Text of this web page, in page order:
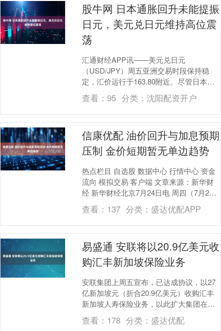
股牛网 日本通胀回升未能提振
日元，美元兑日元维持高位震
荡
汇通财经APP讯——美元兑日元
（USD/JPY）周五亚洲交易时段保持稳
定，汇价运行于163.80附近。尽管日本最
新通胀数据显示国内价格压力有所恢复，
但日元兑美元....
查看：95 分类： 沈阳配资开户
信康优配 油价回升与加息预期
压制 金价短期暂无单边趋势
热点栏目 自选股 数据中心 行情中心 资金
流向 模拟交易 客户端 文章来源：新华财
经 新华财经北京7月24日电 周四（7月23
日），国际金价开盘4133.14美....
查看： 137 分类： 盛达优配APP
易盛通 安联将以20.9亿美元收
购汇丰新加坡保险业务
安联集团上周五宣布，已达成协议，以27
亿新加坡元（折合20.9亿美元）收购汇丰
新加坡人寿保险业务，以此扩大集团在亚
洲人寿及健康保险市场的布局。 这家德国
保险巨头....
查看： 178 分类： 盛达优配